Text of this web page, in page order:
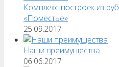
Комплекс построек из
«Поместье»
25.09.2017
Наши преимущества
06.06.2017